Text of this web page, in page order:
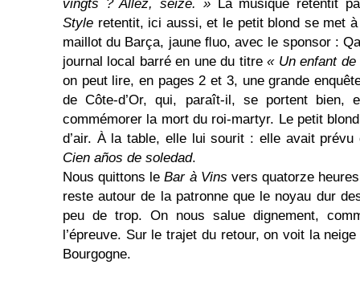
vingts ? Allez, seize. »La musique retentit
Style retentit, ici aussi, et le petit blond se met
maillot du Barça, jaune ﬂuo, avec le sponsor :
journal local barré en une du titre« Un enfant
on peut lire, en pages 2 et 3, une grande
de Côte-d’Or, qui, paraît-il, se portent bien,
commémorer la mort du roi-martyr. Le petit
d’air. À la table, elle lui sourit : elle avait prévu
Cien años de soledad.
Nous quittons leBar à Vins vers quatorze
reste autour de la patronne que le noyau dur
peu de trop. On nous salue dignement,
l’épreuve. Sur le trajet du retour, on voit la
Bourgogne.